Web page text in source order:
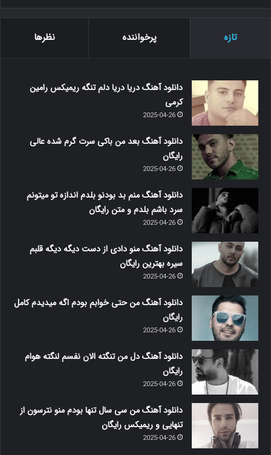
تازه پرخواننده نظرها
دانلود آهنگ دریا دریا دلم تنگه ریمیکس رامین
کرمی
2025-04-26
دانلود آهنگ بعد من باکی سرت گرم شده عالی
رایگان
2025-04-26
دانلود آهنگ منم بد بودنو بلدم اندازه تو میتونم
سرد باشم بلدم و متن رایگان
2025-04-26
دانلود آهنگ منو دادی از دست دیگه دیگه قلبم
سیره بهترین رایگان
2025-04-26
دانلود آهنگ من حتی خوابم بودم اگه میدیدم کامل
رایگان
2025-04-26
دانلود آهنگ دل من تنگته الان نفسم لنگته هوام
رایگان
2025-04-26
دانلود آهنگ من سی سال تنها بودم منو نترسون از
تنهایی و ریمیکس رایگان
2025-04-26